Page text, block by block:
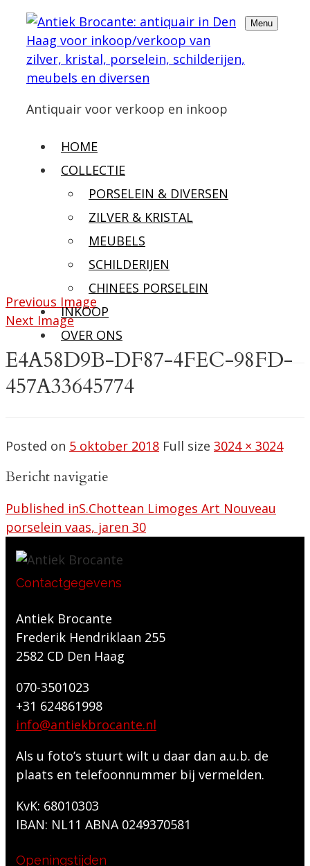
Antiquair voor verkoop en inkoop
Menu
HOME
COLLECTIE
PORSELEIN & DIVERSEN
ZILVER & KRISTAL
MEUBELS
SCHILDERIJEN
CHINEES PORSELEIN
INKOOP
OVER ONS
Previous Image
Next Image
E4A58D9B-DF87-4FEC-98FD-
457A33645774
Posted on 5 oktober 2018 Full size 3024 × 3024
Bericht navigatie
Published inS.Chottean Limoges Art Nouveau
porselein vaas, jaren 30
Contactgegevens
Antiek Brocante
Frederik Hendriklaan 255
2582 CD Den Haag
070-3501023
+31 624861998
info@antiekbrocante.nl
Als u foto’s stuurt wilt u daar dan a.u.b. de
plaats en telefoonnummer bij vermelden.
KvK: 68010303
IBAN: NL11 ABNA 0249370581
Openingstijden